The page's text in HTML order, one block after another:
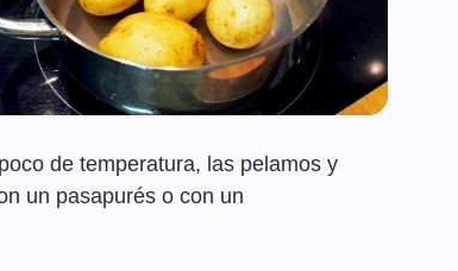
de temperatura, las pelamos y
un pasapurés o con un